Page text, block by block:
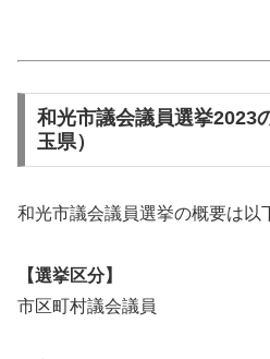
和光市議会議員選挙2023
玉県）
和光市議会議員選挙の概要は以
【選挙区分】
市区町村議会議員